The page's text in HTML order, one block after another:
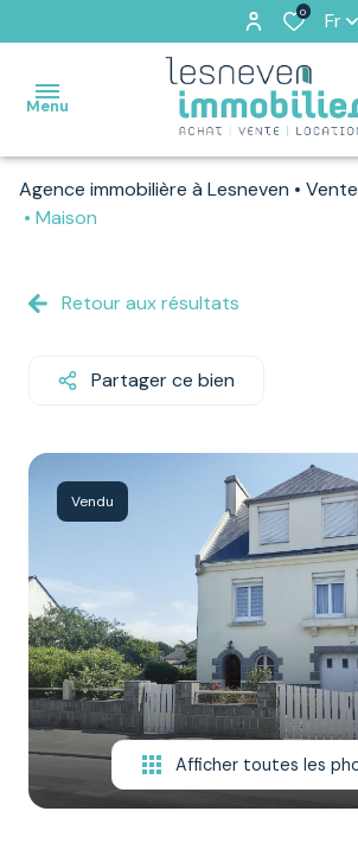
0 Fr
Menu
ACCUEIL
VENDUS
NOS
ESTIMATION
NOTRE
ÉQUIPE
CONTACT
Agence immobilière à Lesneven Vente
Maison
Retour aux résultats
Partager ce bien
Vendu
Afficher toutes les